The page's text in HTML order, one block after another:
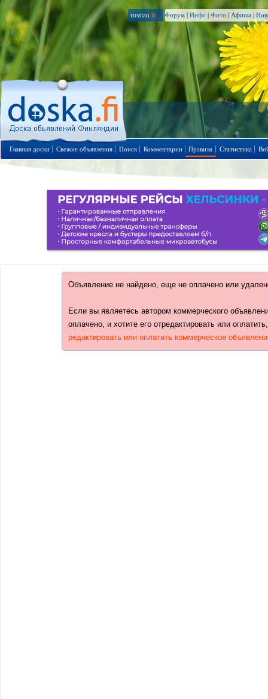
russian .fi Форум | Инфо | Фото | Афиша |
Главная доски Свежие объявления Поиск Комментарии Правила Статистика
Объявление не найдено, еще не оплачено или
Если вы являетесь автором коммерческого
оплачено, и хотите его отредактировать или
редактировать или оплатить коммерческое